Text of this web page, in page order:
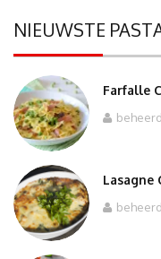
NIEUWSTE
Farfalle
Lasagne